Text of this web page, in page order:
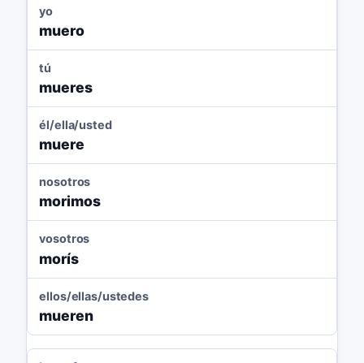
yo
muero
tú
mueres
él/ella/usted
muere
nosotros
morimos
vosotros
morís
ellos/ellas/ustedes
mueren